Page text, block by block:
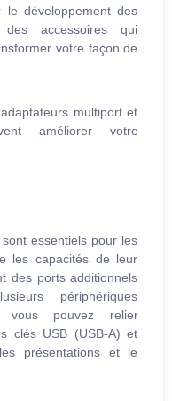
développement des
accessoires qui
votre façon de
multiport et
améliorer votre
essentiels pour les
les capacités de leur
des ports additionnels
périphériques
vous pouvez relier
clés USB (USB-A) et
présentations et le